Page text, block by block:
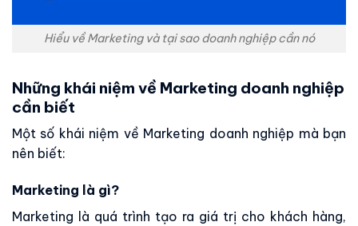
Hiểu về Marketing và tại sao doanh nghiệp cần nó
Những khái niệm về Marketing doanh nghiệp
cần biết
Một số khái niệm về Marketing doanh nghiệp mà bạn
nên biết:
Marketing là gì?
Marketing là quá trình tạo ra giá trị cho khách hàng,